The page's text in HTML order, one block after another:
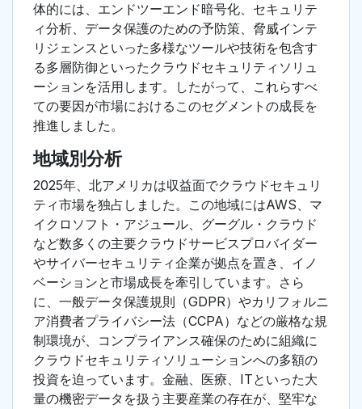
体的には、エンドツーエンド暗号化、セキュリテ
ィ分析、データ保護のための予防策、脅威インテ
リジェンスといった多様なツールや技術を包含す
る多層防御といったクラウドセキュリティソリュ
ーションを活用します。したがって、これらすべ
ての要因が市場におけるこのセグメントの成長を
推進しました。
地域別分析
2025年、北アメリカは収益面でクラウドセキュリ
ティ市場を独占しました。この地域にはAWS、マ
イクロソフト・アジュール、グーグル・クラウド
など数多くの主要クラウドサービスプロバイダー
やサイバーセキュリティ企業が拠点を置き、イノ
ベーションと市場成長を牽引しています。さら
に、一般データ保護規則（GDPR）やカリフォルニ
ア消費者プライバシー法（CCPA）などの厳格な規
制環境が、コンプライアンス確保のために組織に
クラウドセキュリティソリューションへの多額の
投資を迫っています。金融、医療、ITといった大
量の機密データを扱う主要産業の存在が、堅牢な